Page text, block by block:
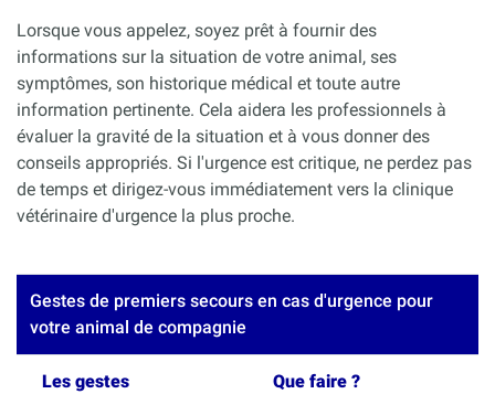
Lorsque vous appelez, soyez prêt à fournir des
informations sur la situation de votre animal, ses
symptômes, son historique médical et toute autre
information pertinente. Cela aidera les professionnels à
évaluer la gravité de la situation et à vous donner des
conseils appropriés. Si l'urgence est critique, ne perdez pas
de temps et dirigez-vous immédiatement vers la clinique
vétérinaire d'urgence la plus proche.
Gestes de premiers secours en cas d'urgence pour
votre animal de compagnie
Les gestes Que faire ?